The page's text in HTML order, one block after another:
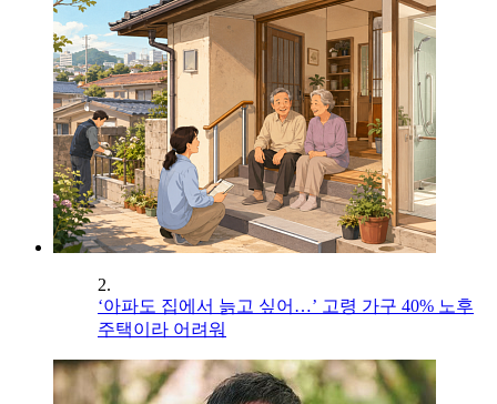
2.
‘아파도 집에서 늙고 싶어…’ 고령 가구 40% 노후
주택이라 어려워